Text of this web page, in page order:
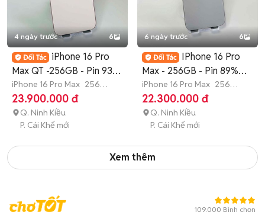
4 ngày trước 6
iPhone 16 Pro
Max QT -256GB - Pin 93%
- Nguyên Zin
iPhone 16 Pro Max 256
GB 3 tháng
23.900.000 đ
Q. Ninh Kiều
P. Cái Khế mới
6 ngày trước 6
IPhone 16 Pro
Max - 256GB - Pin 89%
Pin Thay
iPhone 16 Pro Max 256
GB 3 tháng
22.300.000 đ
Q. Ninh Kiều
P. Cái Khế mới
Xem thêm
109.000 Bình chọn